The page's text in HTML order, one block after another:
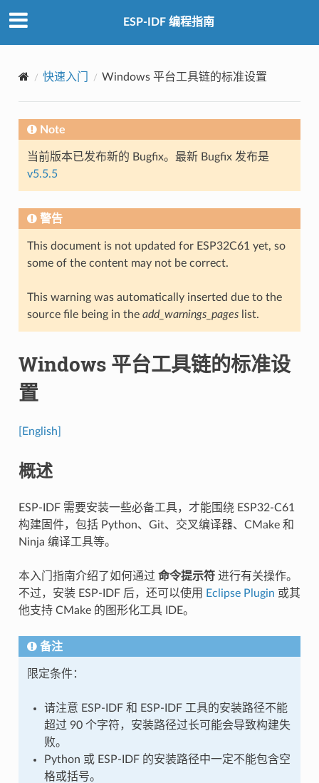
ESP-IDF 编程指南
快速入门 Windows 平台工具链的标准设置
Note
当前版本已发布新的 Bugfix。最新 Bugfix 发布是
v5.5.5
警告
This document is not updated for ESP32C61 yet, so
some of the content may not be correct.
This warning was automatically inserted due to the
source file being in the add_warnings_pageslist.
Windows 平台工具链的标准设
置
[English]
概述
ESP-IDF 需要安装一些必备工具，才能围绕 ESP32-C61
构建固件，包括 Python、Git、交叉编译器、CMake 和
Ninja 编译工具等。
本入门指南介绍了如何通过 命令提示符进行有关操作。
不过，安装 ESP-IDF 后，还可以使用
Eclipse Plugin 或其
他支持 CMake 的图形化工具 IDE。
备注
限定条件：
请注意 ESP-IDF 和 ESP-IDF 工具的安装路径不能
超过 90 个字符，安装路径过长可能会导致构建失
败。
Python 或 ESP-IDF 的安装路径中一定不能包含空
格或括号。